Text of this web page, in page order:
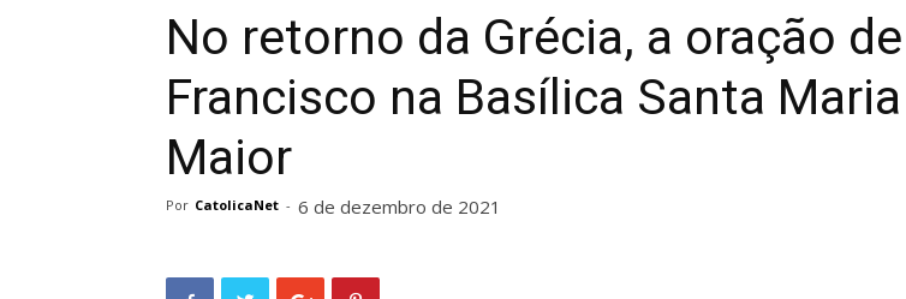
No retorno da Grécia, a oração de
Francisco na Basílica Santa Maria
Maior
Por CatolicaNet - 6 de dezembro de 2021